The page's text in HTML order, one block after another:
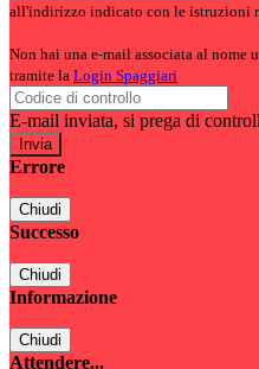
all'indirizzo indicato con le istruzioni
Non hai una e-mail associata al nome
tramite la Login Spaggiari
E-mail inviata, si prega di
Errore
Chiudi
Successo
Chiudi
Informazione
Chiudi
Attendere...